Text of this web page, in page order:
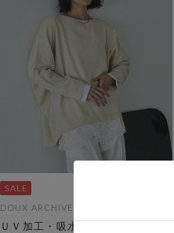
DOUX ARCHIVES
ＵＶ加工・吸水速乾ドルマン長袖